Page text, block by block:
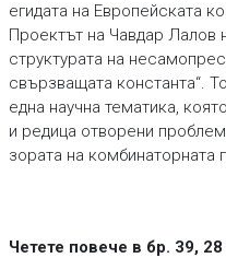
егидата на Европейската
Проектът на Чавдар Лалов
структурата на
свързващата константа“.
една научна тематика,
и редица отворени
зората на комбинаторната
Четете повече в бр. 39,